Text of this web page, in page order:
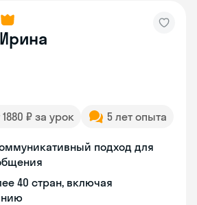
Ирина
1880 ₽ за урок 5 лет опыта
подход для
40 стран, включая